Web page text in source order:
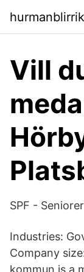
Vill
SPF -
Industries:
Company
kommun is a